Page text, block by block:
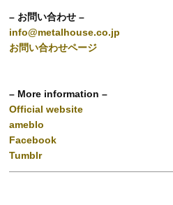
– お問い合わせ –
info@metalhouse.co.jp
お問い合わせページ
– More information –
Official website
ameblo
Facebook
Tumblr